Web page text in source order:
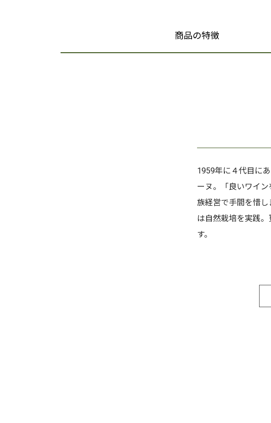
商品の特徴
1959年に４代目に
ーヌ。「良いワイ
族経営で手間を惜
は自然栽培を実践
す。